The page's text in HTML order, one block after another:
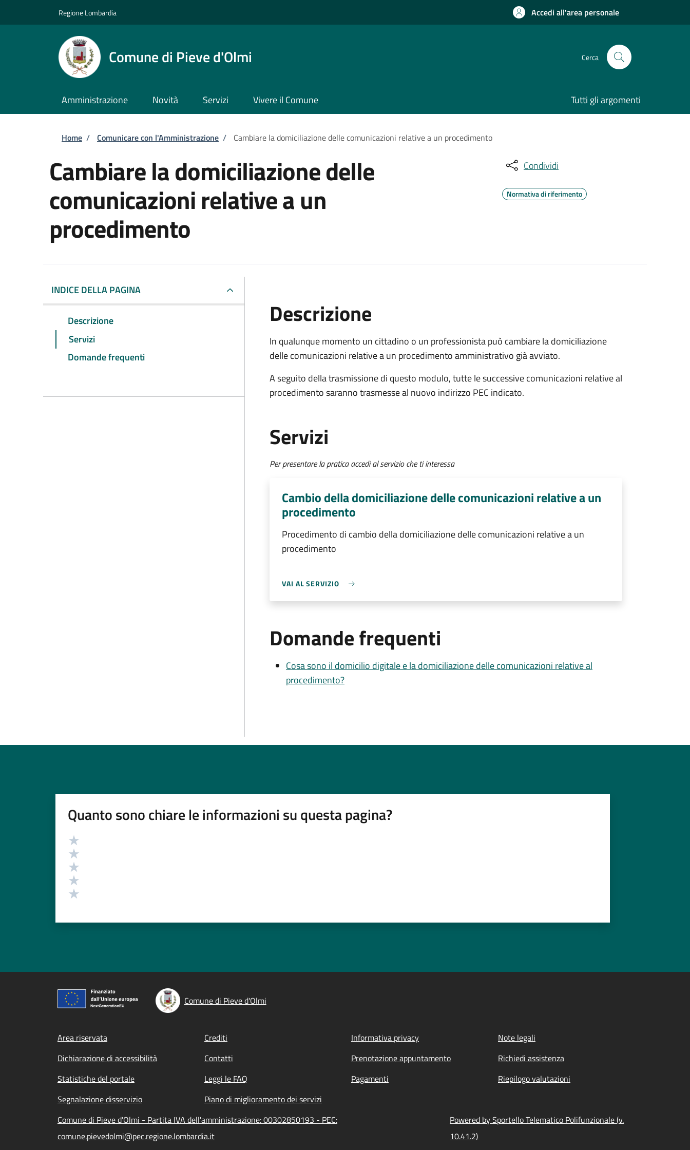
Regione Lombardia Accedi all'area personale
Comune di Pieve d'Olmi Cerca
Amministrazione Novità Servizi Vivere il Comune Tutti gli argomenti
Briciole di pane
Home / Comunicare con l'Amministrazione / Cambiare la domiciliazione delle comunicazioni relative a un procedimento
Cambiare la domiciliazione delle
comunicazioni relative a un
procedimento
Condividi
Normativa di riferimento
INDICE DELLA PAGINA
Descrizione
Servizi
Domande frequenti
Descrizione
In qualunque momento un cittadino o un professionista può cambiare la domiciliazione
delle comunicazioni relative a un procedimento amministrativo già avviato.
A seguito della trasmissione di questo modulo, tutte le successive comunicazioni relative al
procedimento saranno trasmesse al nuovo indirizzo PEC indicato.
Servizi
Per presentare la pratica accedi al servizio che ti interessa
Cambio della domiciliazione delle comunicazioni relative a un
procedimento
Procedimento di cambio della domiciliazione delle comunicazioni relative a un
procedimento
VAI AL SERVIZIO
Domande frequenti
Cosa sono il domicilio digitale e la domiciliazione delle comunicazioni relative al
procedimento?
Quanto sono chiare le informazioni su questa pagina?
Valutazione
Comune di Pieve d'Olmi
Footer menu
Area riservata Crediti Informativa privacy
Note legali
Dichiarazione di accessibilità
Contatti Prenotazione appuntamento
Richiedi assistenza
Statistiche del portale
Leggi le FAQ Pagamenti
Riepilogo valutazioni
Segnalazione disservizio
Piano di miglioramento dei servizi
Comune di Pieve d'Olmi - Partita IVA dell'amministrazione: 00302850193 - PEC:
comune.pievedolmi@pec.regione.lombardia.it
Powered by Sportello Telematico Polifunzionale (v.
10.41.2)